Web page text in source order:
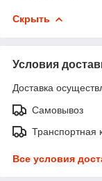
Скрыть
Условия
Доставка
Самовывоз
Транспортная
Все условия